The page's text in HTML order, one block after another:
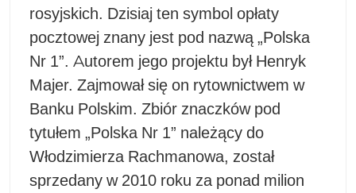
rosyjskich. Dzisiaj ten symbol opłaty
pocztowej znany jest pod nazwą „Polska
Nr 1”. Autorem jego projektu był Henryk
Majer. Zajmował się on rytownictwem w
Banku Polskim. Zbiór znaczków pod
tytułem „Polska Nr 1” należący do
Włodzimierza Rachmanowa, został
sprzedany w 2010 roku za ponad milion